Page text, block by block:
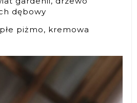
dębowy
piżmo, kremowa